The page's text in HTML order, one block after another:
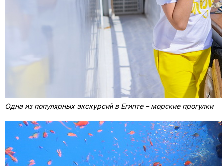
Одна из популярных экскурсий в Египте – морские прогулки